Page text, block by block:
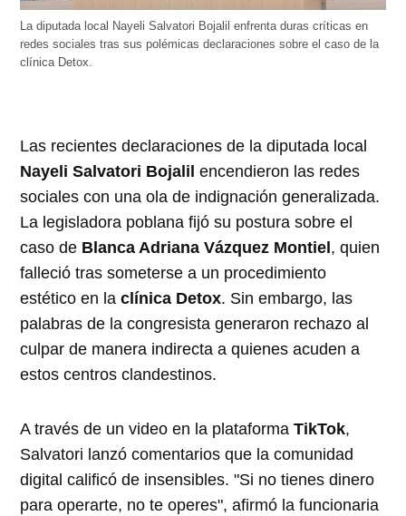
La diputada local Nayeli Salvatori Bojalil enfrenta duras críticas en
redes sociales tras sus polémicas declaraciones sobre el caso de la
clínica Detox.
Las recientes declaraciones de la diputada local
Nayeli Salvatori Bojalil encendieron las redes
sociales con una ola de indignación generalizada.
La legisladora poblana fijó su postura sobre el
caso de Blanca Adriana Vázquez Montiel , quien
falleció tras someterse a un procedimiento
estético en laclínica Detox. Sin embargo, las
palabras de la congresista generaron rechazo al
culpar de manera indirecta a quienes acuden a
estos centros clandestinos.
A través de un video en la plataformaTikTok,
Salvatori lanzó comentarios que la comunidad
digital calificó de insensibles. "Si no tienes dinero
para operarte, no te operes", afirmó la funcionaria